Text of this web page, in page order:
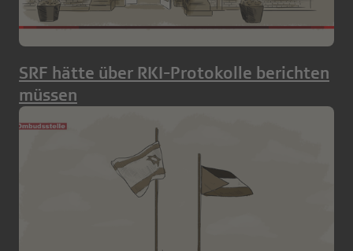
SRF hätte über RKI-Protokolle berichten
müssen